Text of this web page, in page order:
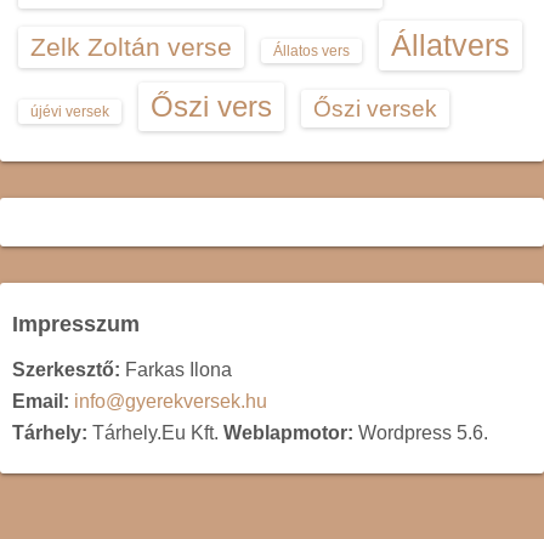
Zelk Zoltán verse Állatos vers Állatvers
újévi versek Őszi vers Őszi versek
Impresszum
Szerkesztő: Farkas Ilona
Email: info@gyerekversek.hu
Tárhely: Tárhely.Eu Kft. Weblapmotor: Wordpress 5.6.